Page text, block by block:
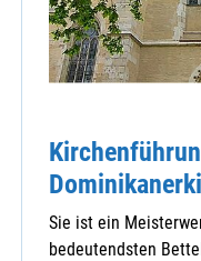
Sie ist ein
bedeutendsten